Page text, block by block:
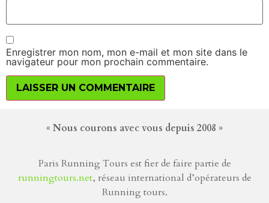
Enregistrer mon nom, mon e-mail et mon site dans le
navigateur pour mon prochain commentaire.
« Nous courons avec vous depuis 2008 »
Paris Running Tours est fier de faire partie de
runningtours.net, réseau international d’opérateurs de
Running tours.